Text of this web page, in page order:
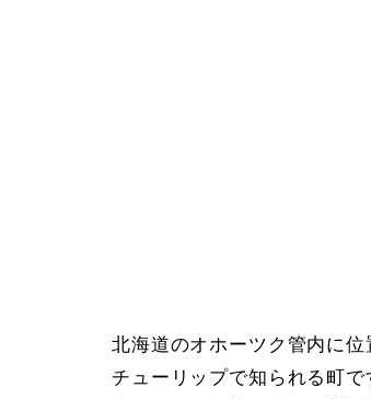
北海道のオホーツク管内に
チューリップで知られる町